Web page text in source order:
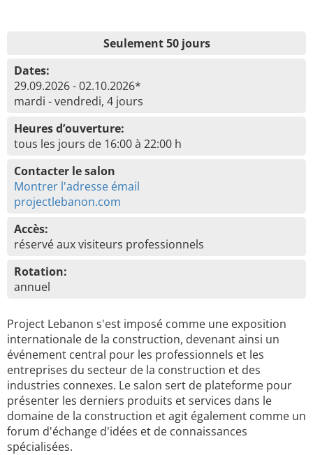
Seulement 50 jours
Dates:
29.09.2026 - 02.10.2026*
mardi - vendredi, 4 jours
Heures d’ouverture:
tous les jours de 16:00 à 22:00 h
Contacter le salon
Montrer l'adresse émail
projectlebanon.com
Accès:
réservé aux visiteurs professionnels
Rotation:
annuel
Project Lebanon s'est imposé comme une exposition
internationale de la construction, devenant ainsi un
événement central pour les professionnels et les
entreprises du secteur de la construction et des
industries connexes. Le salon sert de plateforme pour
présenter les derniers produits et services dans le
domaine de la construction et agit également comme un
forum d'échange d'idées et de connaissances
spécialisées.